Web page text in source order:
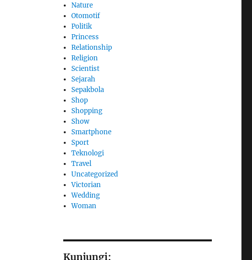
Nature
Otomotif
Politik
Princess
Relationship
Religion
Scientist
Sejarah
Sepakbola
Shop
Shopping
Show
Smartphone
Sport
Teknologi
Travel
Uncategorized
Victorian
Wedding
Woman
Kunjungi: